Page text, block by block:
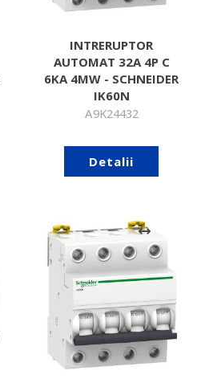
INTRERUPTOR
AUTOMAT 32A 4P C
6KA 4MW - SCHNEIDER
IK60N
A9K24432
Detalii